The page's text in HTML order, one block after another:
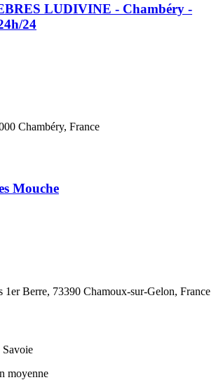
LUDIVINE - Chambéry -
24
Chambéry, France
Mouche
1er Berre, 73390 Chamoux-sur-Gelon, France
Savoie
moyenne